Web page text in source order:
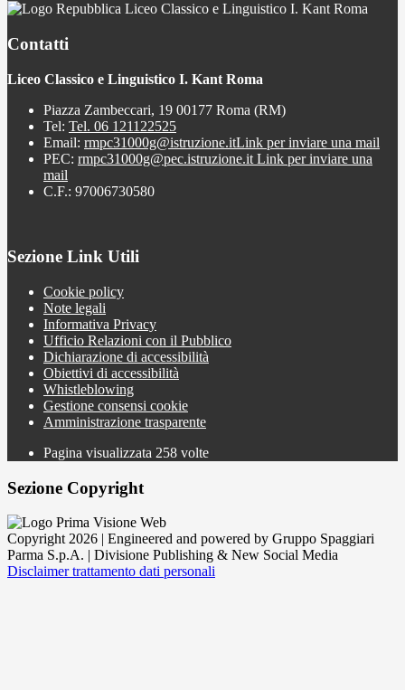
Liceo Classico e Linguistico I. Kant Roma
Contatti
Liceo Classico e Linguistico I. Kant Roma
Piazza Zambeccari, 19 00177 Roma (RM)
Tel: Tel. 06 121122525
Email: rmpc31000g@istruzione.itLink per inviare una mail
PEC: rmpc31000g@pec.istruzione.it Link per inviare una
mail
C.F.: 97006730580
Sezione Link Utili
Cookie policy
Note legali
Informativa Privacy
Ufficio Relazioni con il Pubblico
Dichiarazione di accessibilità
Obiettivi di accessibilità
Whistleblowing
Gestione consensi cookie
Amministrazione trasparente
Pagina visualizzata 258 volte
Sezione Copyright
Copyright 2026 | Engineered and powered by Gruppo Spaggiari
Parma S.p.A. | Divisione Publishing & New Social Media
Disclaimer trattamento dati personali